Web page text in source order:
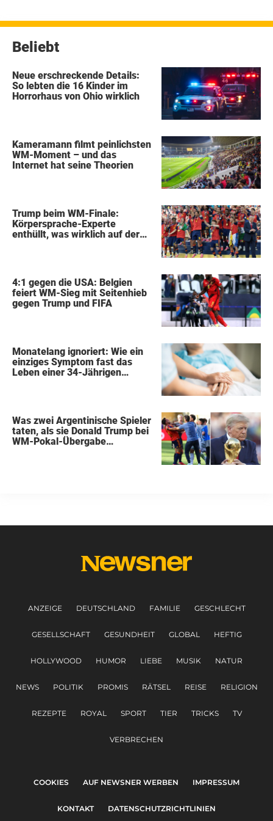
Beliebt
Neue erschreckende Details:
So lebten die 16 Kinder im
Horrorhaus von Ohio wirklich
Kameramann filmt peinlichsten
WM-Moment – und das
Internet hat seine Theorien
Trump beim WM-Finale:
Körpersprache-Experte
enthüllt, was wirklich auf der
4:1 gegen die USA: Belgien
feiert WM-Sieg mit Seitenhieb
gegen Trump und FIFA
Monatelang ignoriert: Wie ein
einziges Symptom fast das
Leben einer 34-Jährigen
Was zwei Argentinische Spieler
taten, als sie Donald Trump bei
WM-Pokal-Übergabe
ANZEIGE DEUTSCHLAND FAMILIE GESCHLECHT
GESELLSCHAFT GESUNDHEIT GLOBAL HEFTIG
HOLLYWOOD HUMOR LIEBE MUSIK NATUR
NEWS POLITIK PROMIS RÄTSEL REISE RELIGION
REZEPTE ROYAL SPORT TIER TRICKS TV
VERBRECHEN
COOKIES AUF NEWSNER WERBEN IMPRESSUM
KONTAKT DATENSCHUTZRICHTLINIEN